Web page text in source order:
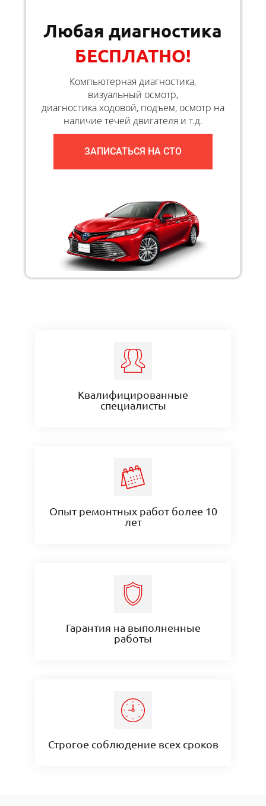
Любая диагностика
БЕСПЛАТНО!
Компьютерная диагностика,
визуальный осмотр,
диагностика ходовой, подъем, осмотр на
наличие течей двигателя и т.д.
ЗАПИСАТЬСЯ НА СТО
Квалифицированные
специалисты
Опыт ремонтных работ более 10
лет
Гарантия на выполненные
работы
Строгое соблюдение всех сроков